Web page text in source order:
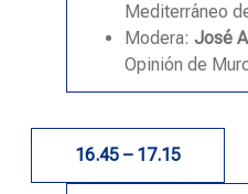
Mediterráneo
Modera: José
Opinión de
16.45 – 17.15